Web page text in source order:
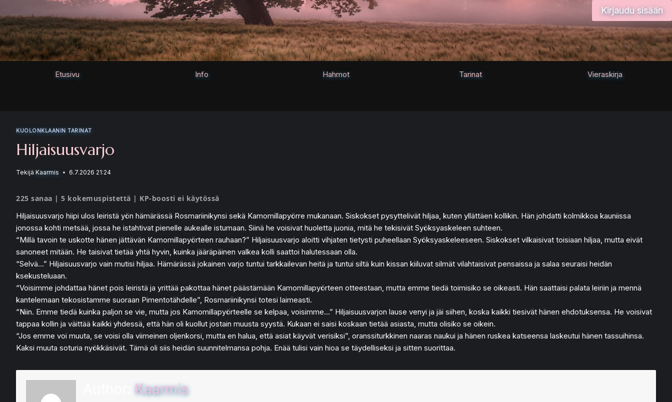
sisältöön
Kirjaudu sisään
Etusivu Info Hahmot Tarinat Vieraskirja
KUOLONKLAANIN TARINAT
Hiljaisuusvarjo
Tekijä Kaarmis 6.7.2026 21:24
225 sanaa | 5 kokemuspistettä | KP-boosti ei käytössä
Hiljaisuusvarjo hiipi ulos leiristä yön hämärässä Rosmariinikynsi sekä Kamomillapyörre mukanaan. Siskokset pysyttelivät hiljaa, kuten yllättäen kollikin. Hän johdatti kolmikkoa kauniissa
jonossa kohti metsää, jossa he istahtivat pienelle aukealle istumaan. Siinä he voisivat huoletta juonia, mitä he tekisivät Syöksyaskeleen suhteen.
“Millä tavoin te uskotte hänen jättävän Kamomillapyörteen rauhaan?” Hiljaisuusvarjo aloitti vihjaten tietysti puheellaan Syöksyaskeleeseen. Siskokset vilkaisivat toisiaan hiljaa, mutta eivät
sanoneet mitään. He taisivat tietää yhtä hyvin, kuinka jääräpäinen valkea kolli saattoi halutessaan olla.
“Selvä…” Hiljaisuusvarjo vain mutisi hiljaa. Hämärässä jokainen varjo tuntui tarkkailevan heitä ja tuntui siltä kuin kissan kiiluvat silmät vilahtaisivat pensaissa ja salaa seuraisi heidän
ksekusteluaan.
“Voisimme johdattaa hänet pois leiristä ja yrittää pakottaa hänet päästämään Kamomillapyörteen otteestaan, mutta emme tiedä toimisiko se oikeasti. Hän saattaisi palata leiriin ja mennä
kantelemaan tekosistamme suoraan Pimentotähdelle”, Rosmariinikynsi totesi laimeasti.
“Niin. Emme tiedä kuinka paljon se vie, mutta jos Kamomillapyörteelle se kelpaa, voisimme…” Hiljaisuusvarjon lause venyi ja jäi siihen, koska kaikki tiesivät hänen ehdotuksensa. He voisivat
tappaa kollin ja väittää kaikki yhdessä, että hän oli kuollut jostain muusta syystä. Kukaan ei saisi koskaan tietää asiasta, mutta olisiko se oikein.
“Jos emme voi muuta, se voisi olla viimeinen oljenkorsi, mutta en halua, että asiat käyvät verisiksi”, oranssiturkkinen naaras naukui ja hänen ruskea katseensa laskeutui hänen tassuihinsa.
Kaksi muuta soturia nyökkäsivät. Tämä oli siis heidän suunnitelmansa pohja. Enää tulisi vain hioa se täydelliseksi ja sitten suorittaa.
Kaarmis